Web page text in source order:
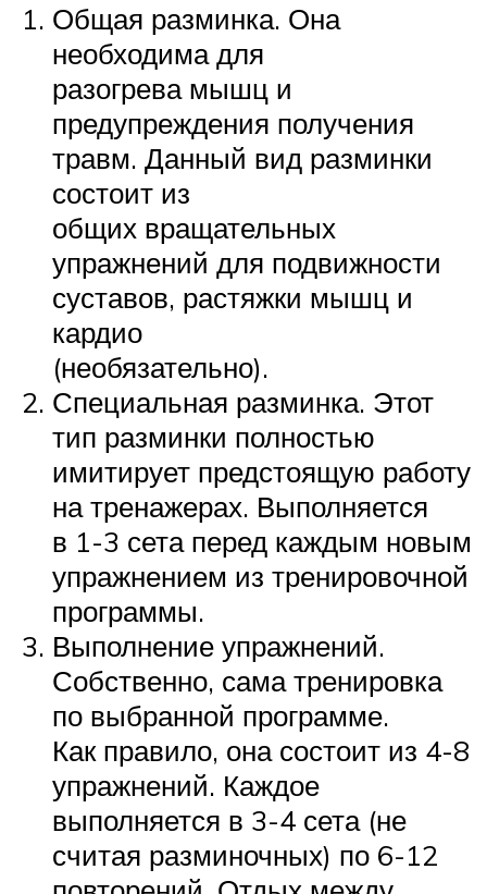
Общая разминка. Она
необходима для
разогрева мышц и
предупреждения получения
травм. Данный вид разминки
состоит из
общих вращательных
упражнений для подвижности
суставов, растяжки мышц и
кардио
(необязательно).
Специальная разминка. Этот
тип разминки полностью
имитирует предстоящую работу
на тренажерах. Выполняется
в 1-3 сета перед каждым новым
упражнением из тренировочной
программы.
Выполнение упражнений.
Собственно, сама тренировка
по выбранной программе.
Как правило, она состоит из 4-8
упражнений. Каждое
выполняется в 3-4 сета (не
считая разминочных) по 6-12